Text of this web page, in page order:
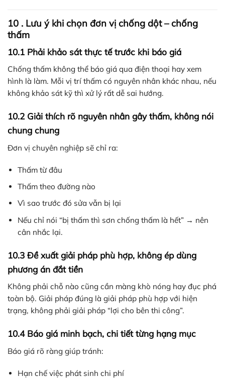
10 . Lưu ý khi chọn đơn vị chống dột – chống
thấm
10.1 Phải khảo sát thực tế trước khi báo giá
Chống thấm không thể báo giá qua điện thoại hay xem
hình là làm. Mỗi vị trí thấm có nguyên nhân khác nhau, nếu
không khảo sát kỹ thì xử lý rất dễ sai hướng.
10.2 Giải thích rõ nguyên nhân gây thấm, không nói
chung chung
Đơn vị chuyên nghiệp sẽ chỉ ra:
Thấm từ đâu
Thấm theo đường nào
Vì sao trước đó sửa vẫn bị lại
Nếu chỉ nói “bị thấm thì sơn chống thấm là hết” → nên
cân nhắc lại.
10.3 Đề xuất giải pháp phù hợp, không ép dùng
phương án đắt tiền
Không phải chỗ nào cũng cần màng khò nóng hay đục phá
toàn bộ. Giải pháp đúng là giải pháp phù hợp với hiện
trạng, không phải giải pháp “lợi cho bên thi công”.
10.4 Báo giá minh bạch, chi tiết từng hạng mục
Báo giá rõ ràng giúp tránh:
Hạn chế việc phát sinh chi phí